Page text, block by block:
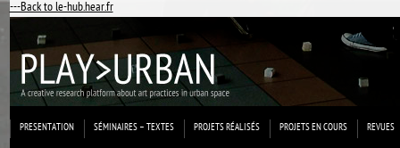
---Back to le-hub.hear.fr
PRESENTATION SÉMINAIRES – TEXTES PROJETS RÉALISÉS PROJETS EN COURS REVUES